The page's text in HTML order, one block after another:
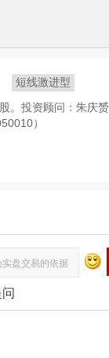
短线激进型
。投资顾问：朱庆赟
）